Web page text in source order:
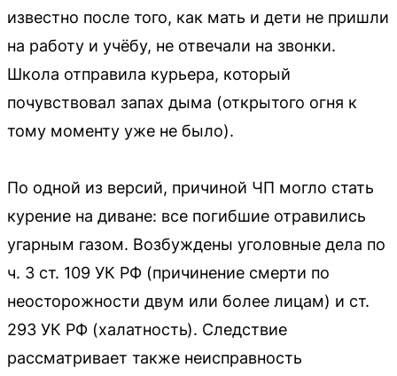
известно после того, как мать и дети не пришли
на работу и учёбу, не отвечали на звонки.
Школа отправила курьера, который
почувствовал запах дыма (открытого огня к
тому моменту уже не было).
По одной из версий, причиной ЧП могло стать
курение на диване: все погибшие отравились
угарным газом. Возбуждены уголовные дела по
ч. 3 ст. 109 УК РФ (причинение смерти по
неосторожности двум или более лицам) и ст.
293 УК РФ (халатность). Следствие
рассматривает также неисправность